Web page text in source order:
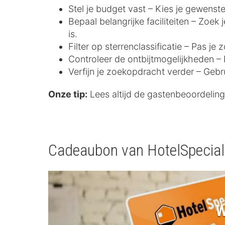
Stel je budget vast – Kies je
Bepaal belangrijke faciliteiten –
is.
Filter op sterrenclassificatie – Pas je
Controleer de ontbijtmogelijkheden
Verfijn je zoekopdracht verder –
Onze tip: Lees altijd de
Cadeaubon van